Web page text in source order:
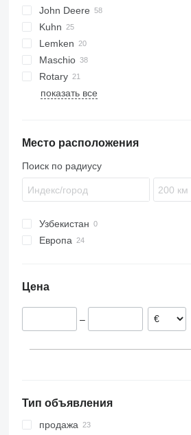
KE
KE 3000 Special
KE 3002-190
KG
U-series
Z-series
ROTANET
Rotarystar
GF
Transformer
John Deere
M-series
3000
Kuhn
HR
HRB
NG
Qualidisc
Lemken
Zirkon
Maschio
DC
DM
KR
Fox
Lion
Corvus
PKE
Rotary
FPM RD 300
показать все
Место расположения
Поиск по радиусу
Узбекистан
Европа
Норвегия
Цена
–
Тип объявления
продажа